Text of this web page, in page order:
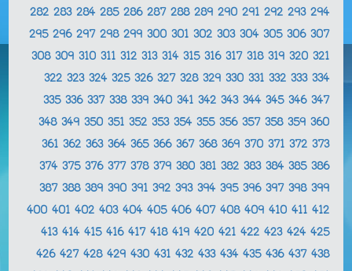
282 283 284 285 286 287 288 289 290 291 292 293 294
295 296 297 298 299 300 301 302 303 304 305 306 307
308 309 310 311 312 313 314 315 316 317 318 319 320 321
322 323 324 325 326 327 328 329 330 331 332 333 334
335 336 337 338 339 340 341 342 343 344 345 346 347
348 349 350 351 352 353 354 355 356 357 358 359 360
361 362 363 364 365 366 367 368 369 370 371 372 373
374 375 376 377 378 379 380 381 382 383 384 385 386
387 388 389 390 391 392 393 394 395 396 397 398 399
400 401 402 403 404 405 406 407 408 409 410 411 412
413 414 415 416 417 418 419 420 421 422 423 424 425
426 427 428 429 430 431 432 433 434 435 436 437 438